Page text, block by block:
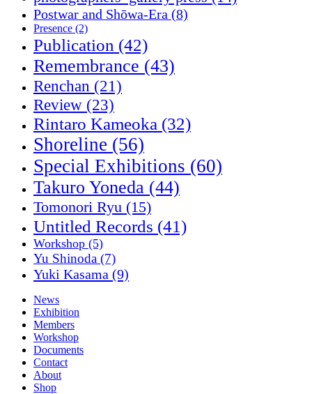
Postwar and Shōwa-Era (8)
Presence (2)
Publication (42)
Remembrance (43)
Renchan (21)
Review (23)
Rintaro Kameoka (32)
Shoreline (56)
Special Exhibitions (60)
Takuro Yoneda (44)
Tomonori Ryu (15)
Untitled Records (41)
Workshop (5)
Yu Shinoda (7)
Yuki Kasama (9)
News
Exhibition
Members
Workshop
Documents
Contact
About
Shop